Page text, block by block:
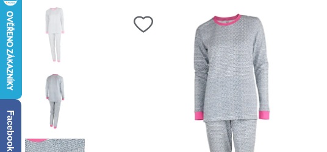
Facebook